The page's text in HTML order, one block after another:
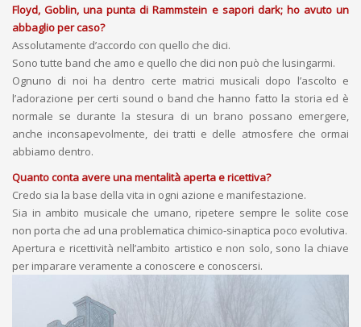
Floyd,Goblin, una punta diRammstein e sapori dark; ho avuto un
abbaglio per caso?
Assolutamente d’accordo con quello che dici.
Sono tutte band che amo e quello che dici non può che lusingarmi.
Ognuno di noi ha dentro certe matrici musicali dopo l’ascolto e
l’adorazione per certi sound o band che hanno fatto la storia ed è
normale se durante la stesura di un brano possano emergere,
anche inconsapevolmente, dei tratti e delle atmosfere che ormai
abbiamo dentro.
Quanto conta avere una mentalità aperta e ricettiva?
Credo sia la base della vita in ogni azione e manifestazione.
Sia in ambito musicale che umano, ripetere sempre le solite cose
non porta che ad una problematica chimico-sinaptica poco evolutiva.
Apertura e ricettività nell’ambito artistico e non solo, sono la chiave
per imparare veramente a conoscere e conoscersi.